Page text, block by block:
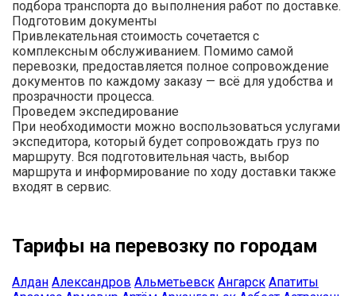
подбора транспорта до выполнения работ по доставке.
Подготовим документы
Привлекательная стоимость сочетается с
комплексным обслуживанием. Помимо самой
перевозки, предоставляется полное сопровождение
документов по каждому заказу — всё для удобства и
прозрачности процесса.
Проведем экспедирование
При необходимости можно воспользоваться услугами
экспедитора, который будет сопровождать груз по
маршруту. Вся подготовительная часть, выбор
маршрута и информирование по ходу доставки также
входят в сервис.
Тарифы на перевозку по городам
Алдан Александров Альметьевск Ангарск Апатиты